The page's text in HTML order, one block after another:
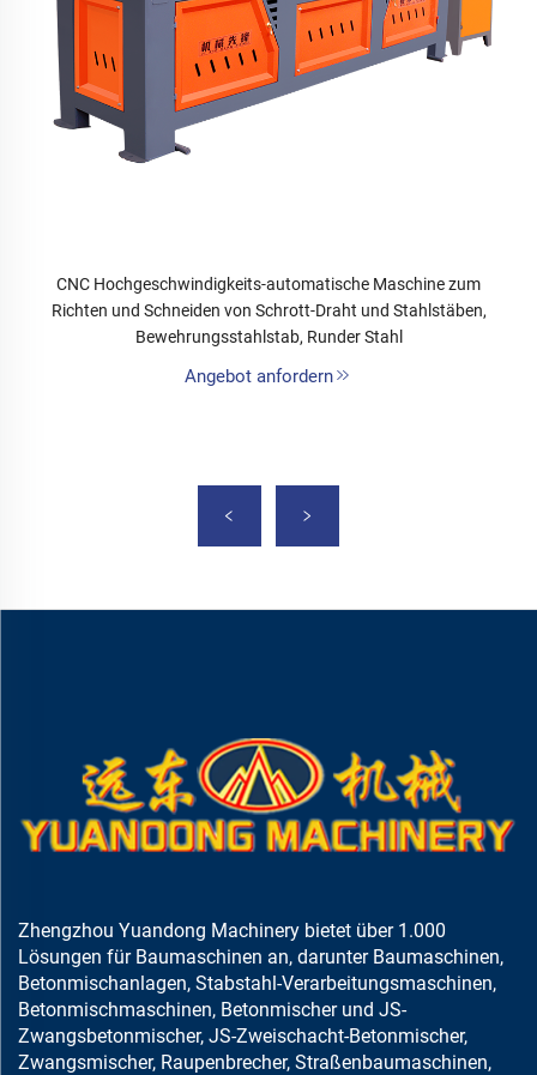
CNC Hochgeschwindigkeits-automatische Maschine zum
Richten und Schneiden von Schrott-Draht und Stahlstäben,
Bewehrungsstahlstab, Runder Stahl
Angebot anfordern
Zhengzhou Yuandong Machinery bietet über 1.000
Lösungen für Baumaschinen an, darunter Baumaschinen,
Betonmischanlagen, Stabstahl-Verarbeitungsmaschinen,
Betonmischmaschinen, Betonmischer und JS-
Zwangsbetonmischer, JS-Zweischacht-Betonmischer,
Zwangsmischer, Raupenbrecher, Straßenbaumaschinen,